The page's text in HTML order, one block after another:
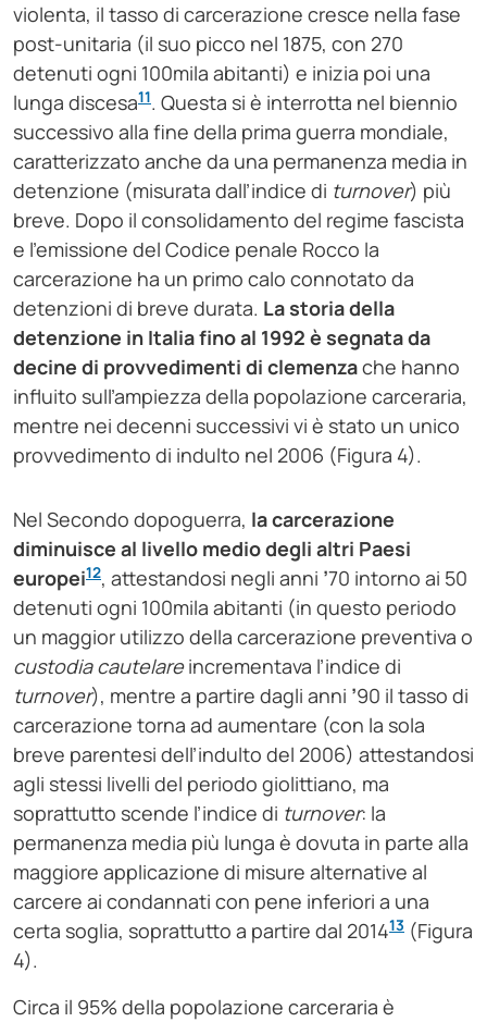
violenta, il tasso di carcerazione cresce nella fase
post-unitaria (il suo picco nel 1875, con 270
detenuti ogni 100mila abitanti) e inizia poi una
lunga discesa11. Questa si è interrotta nel biennio
successivo alla fine della prima guerra mondiale,
caratterizzato anche da una permanenza media in
detenzione (misurata dall’indice di turnover) più
breve. Dopo il consolidamento del regime fascista
e l’emissione del Codice penale Rocco la
carcerazione ha un primo calo connotato da
detenzioni di breve durata. La storia della
detenzione in Italia fino al 1992 è segnata da
decine di provvedimenti di clemenzache hanno
influito sull’ampiezza della popolazione carceraria,
mentre nei decenni successivi vi è stato un unico
provvedimento di indulto nel 2006 (Figura 4).
Nel Secondo dopoguerra, la carcerazione
diminuisce al livello medio degli altri Paesi
europei12, attestandosi negli anni ’70 intorno ai 50
detenuti ogni 100mila abitanti (in questo periodo
un maggior utilizzo della carcerazione preventiva o
custodia cautelareincrementava l’indice di
turnover), mentre a partire dagli anni ’90 il tasso di
carcerazione torna ad aumentare (con la sola
breve parentesi dell’indulto del 2006) attestandosi
agli stessi livelli del periodo giolittiano, ma
soprattutto scende l’indice di turnover: la
permanenza media più lunga è dovuta in parte alla
maggiore applicazione di misure alternative al
carcere ai condannati con pene inferiori a una
certa soglia, soprattutto a partire dal 201413 (Figura
4).
Circa il 95% della popolazione carceraria è